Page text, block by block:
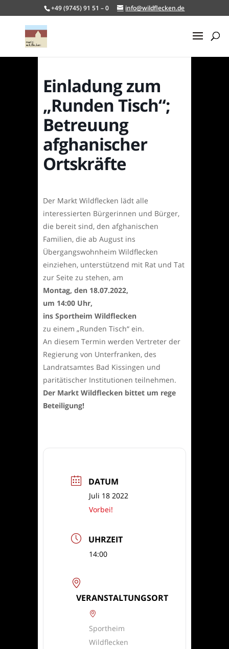
+49 (9745) 91 51 – 0 info@wildflecken.de
Einladung zum
„Runden Tisch“;
Betreuung
afghanischer
Ortskräfte
Der Markt Wildflecken lädt alle
interessierten Bürgerinnen und Bürger,
die bereit sind, den afghanischen
Familien, die ab August ins
Übergangswohnheim Wildflecken
einziehen, unterstützend mit Rat und Tat
zur Seite zu stehen, am
Montag, den 18.07.2022,
um 14:00 Uhr,
ins Sportheim Wildflecken
zu einem „Runden Tisch“ ein.
An diesem Termin werden Vertreter der
Regierung von Unterfranken, des
Landratsamtes Bad Kissingen und
paritätischer Institutionen teilnehmen.
Der Markt Wildflecken bittet um rege
Beteiligung!
DATUM
Juli 18 2022
Vorbei!
UHRZEIT
14:00
VERANSTALTUNGSORT
Sportheim
Wildflecken